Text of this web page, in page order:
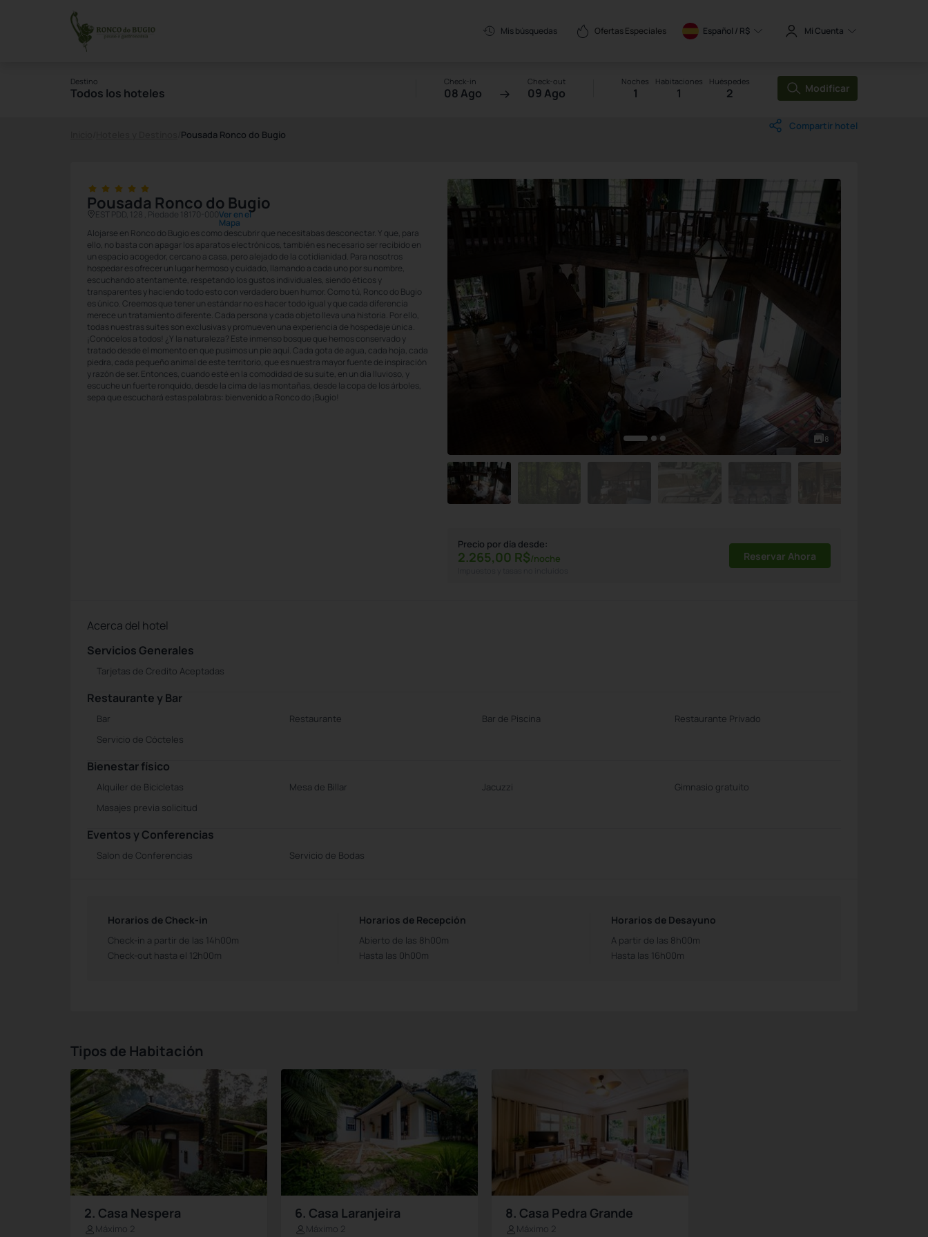
Mis búsquedas Ofertas Especiales Español / R$ Mi Cuenta
Destino
Todos los hoteles
Check-in
08 Ago
Check-out
09 Ago
Noches
1
Habitaciones
1
Huéspedes
2 Modificar
Pousada Ronco do Bugio
Compartir hotel
Pousada Ronco do Bugio
EST PDD, 128 , Piedade 18170-000Ver en el
Mapa
Alojarse en Ronco do Bugio es como descubrir que necesitabas desconectar. Y que, para
ello, no basta con apagar los aparatos electrónicos, también es necesario ser recibido en
un espacio acogedor, cercano a casa, pero alejado de la cotidianidad. Para nosotros
hospedar es ofrecer un lugar hermoso y cuidado, llamando a cada uno por su nombre,
escuchando atentamente, respetando los gustos individuales, siendo éticos y
transparentes y haciendo todo esto con verdadero buen humor. Como tú, Ronco do Bugio
es único. Creemos que tener un estándar no es hacer todo igual y que cada diferencia
merece un tratamiento diferente. Cada persona y cada objeto lleva una historia. Por ello,
todas nuestras suites son exclusivas y promueven una experiencia de hospedaje única.
¡Conócelos a todos! ¿Y la naturaleza? Este inmenso bosque que hemos conservado y
tratado desde el momento en que pusimos un pie aquí. Cada gota de agua, cada hoja, cada
piedra, cada pequeño animal de este territorio, que es nuestra mayor fuente de inspiración
y razón de ser. Entonces, cuando esté en la comodidad de su suite, en un día lluvioso, y
escuche un fuerte ronquido, desde la cima de las montañas, desde la copa de los árboles,
sepa que escuchará estas palabras: bienvenido a Ronco do ¡Bugio!
8
Precio por día desde:
2.265,00 R$/noche Reservar Ahora
Acerca del hotel
Servicios Generales
Tarjetas de Credito Aceptadas
Restaurante y Bar
Bar Restaurante Bar de Piscina
Restaurante Privado
Servicio de Cócteles
Bienestar físico
Alquiler de Bicicletas Mesa de Billar Jacuzzi
Gimnasio gratuito
Masajes previa solicitud
Eventos y Conferencias
Salon de Conferencias Servicio de Bodas
Horarios de Check-in
Check-in a partir de las 14h00m
Check-out hasta el 12h00m
Horarios de Recepción
Abierto de las 8h00m
Hasta las 0h00m
Horarios de Desayuno
A partir de las 8h00m
Hasta las 16h00m
Tipos de Habitación
2. Casa Nespera
Máximo 2
6. Casa Laranjeira
Máximo 2
8. Casa Pedra Grande
Máximo 2